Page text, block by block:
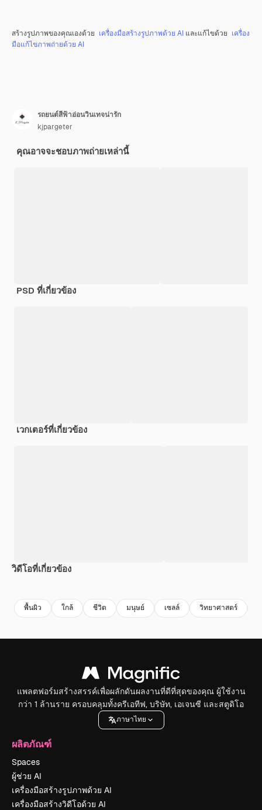
สร้างรูปภาพของคุณเองด้วย เครื่องมือสร้างรูปภาพด้วย AI และแก้ไขด้วย เครื่อง
มือแก้ไขภาพถ่ายด้วย AI
รถยนต์สีฟ้าอ่อนวินเทจน่ารัก
kjpargeter
คุณอาจจะชอบภาพถ่ายเหล่านี้
PSD ที่เกี่ยวข้อง
เวกเตอร์ที่เกี่ยวข้อง
วิดีโอที่เกี่ยวข้อง
พื้นผิว ใกล้ ชีวิต มนุษย์ เซลล์ วิทยาศาสตร์
แพลตฟอร์มสร้างสรรค์เพื่อผลักดันผลงานที่ดีที่สุดของคุณ ผู้ใช้งาน
กว่า 1 ล้านราย ครอบคลุมทั้งครีเอทีฟ, บริษัท, เอเจนซี และสตูดิโอ
ภาษาไทย
ผลิตภัณฑ์
Spaces
ผู้ช่วย AI
เครื่องมือสร้างรูปภาพด้วย AI
เครื่องมือสร้างวิดีโอด้วย AI